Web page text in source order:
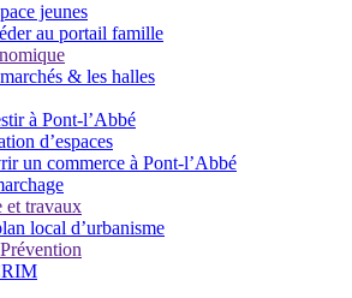
jeunes
au portail famille
& les halles
à Pont-l’Abbé
d’espaces
un commerce à Pont-l’Abbé
et travaux
local d’urbanisme